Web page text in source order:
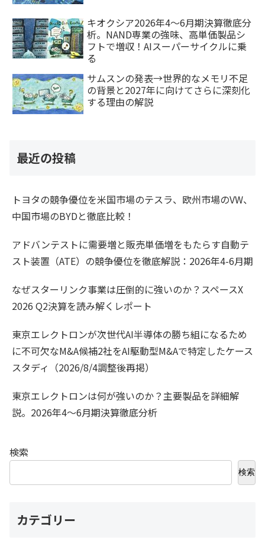
キオクシア2026年4〜6月期決算徹底分
析。NAND専業の強味、高単価製品シ
フトで増収！AIスーパーサイクルに乗
る
サムスンの発表→世界的なメモリ不足
の背景と2027年に向けてさらに深刻化
する理由の解説
最近の投稿
トヨタの競争優位を米国市場のテスラ、欧州市場のVW、
中国市場のBYDと徹底比較！
アドバンテストに需要増と販売単価増をもたらす自動テ
スト装置（ATE）の競争優位を徹底解説：2026年4-6月期
なぜスターリンク事業は圧倒的に強いのか？スペースX
2026 Q2決算を読み解くレポート
東京エレクトロンが次世代AI半導体の勝ち組になるため
に不可欠なM&A候補2社をAI駆動型M&Aで特定したケース
スタディ（2026/8/4調整後再掲）
東京エレクトロンは何が強いのか？主要製品を詳細解
説。2026年4〜6月期決算徹底分析
検索
検索
カテゴリー